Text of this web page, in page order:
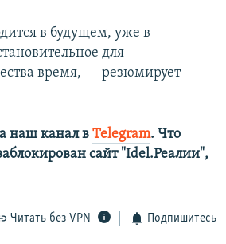
в будущем, уже в
для
время, — резюмирует
наш канал в Telegram. Что
сайт "Idel.Реалии",
Читать без VPN Подпишитесь